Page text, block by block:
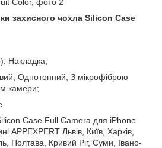
захисного чохла Silicon Case
Накладка;
Однотонний; З мікрофіброю
камери;
Case Full Camera для iPhone
APPEXPERT Львів, Київ, Харків,
Полтава, Кривий Ріг, Суми, Івано-